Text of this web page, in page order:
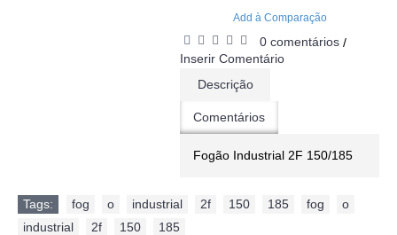
Add à Comparação
0 comentários /
Inserir Comentário
Descrição
Comentários
Fogão Industrial 2F 150/185
Tags: fog o industrial 2f 150 185 fog o
industrial
2f 150 185